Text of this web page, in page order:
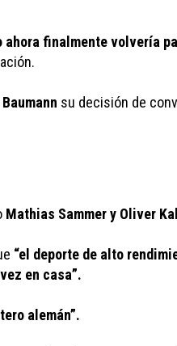
ahora finalmente volvería
su decisión de
Mathias Sammer y Oliver
“el deporte de alto
en casa”.
alemán”.